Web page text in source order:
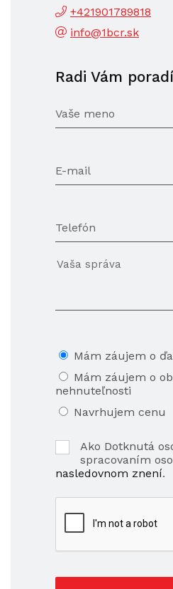
+421901789818
info@1bcr.sk
Radi Vám
Vaše meno
E-mail
Telefón
Mám záujem o
Mám záujem o
nehnuteľnosti
Navrhujem cenu
Ako Dotknutá
spracovaním
nasledovnom znení.